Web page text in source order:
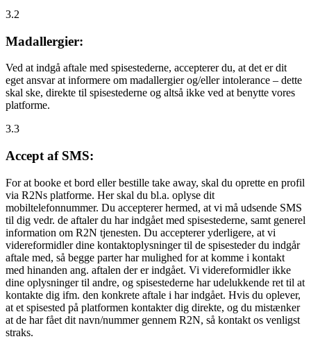
3.2
Madallergier:
Ved at indgå aftale med spisestederne, accepterer du, at det er dit
eget ansvar at informere om madallergier og/eller intolerance – dette
skal ske, direkte til spisestederne og altså ikke ved at benytte vores
platforme.
3.3
Accept af SMS:
For at booke et bord eller bestille take away, skal du oprette en profil
via R2Ns platforme. Her skal du bl.a. oplyse dit
mobiltelefonnummer. Du accepterer hermed, at vi må udsende SMS
til dig vedr. de aftaler du har indgået med spisestederne, samt generel
information om R2N tjenesten. Du accepterer yderligere, at vi
videreformidler dine kontaktoplysninger til de spisesteder du indgår
aftale med, så begge parter har mulighed for at komme i kontakt
med hinanden ang. aftalen der er indgået. Vi videreformidler ikke
dine oplysninger til andre, og spisestederne har udelukkende ret til at
kontakte dig ifm. den konkrete aftale i har indgået. Hvis du oplever,
at et spisested på platformen kontakter dig direkte, og du mistænker
at de har fået dit navn/nummer gennem R2N, så kontakt os venligst
straks.